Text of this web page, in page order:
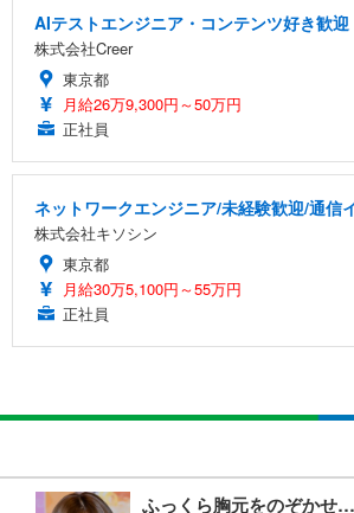
AIテストエンジニア・コンテンツ好き歓
株式会社Creer
東京都
月給26万9,300円～50万円
正社員
ネットワークエンジニア/未経験歓迎/通信
株式会社キソシン
東京都
月給30万5,100円～55万円
正社員
ふっくら胸元をのぞかせ